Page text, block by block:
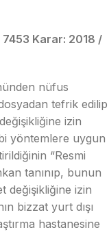
7453 Karar: 2018 /
nüfus
tefrik edilip
izin
yöntemlere uygun
“Resmi
tanınıp, bunun
değişikliğine izin
bizzat yurt dışı
hastanesine